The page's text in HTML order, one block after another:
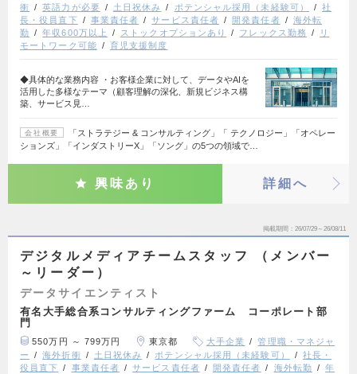
衝
英語力が必要 土日祝休み ポテンシャル採用（未経験可）
社
長・役員直下
事業責任者 サービス責任者 開発責任者
海外転
勤
年収600万以上 ストックオプションあり フレックス勤務
リ
モートワーク可能
育児支援制度
◆具体的な業務内容 ・お客様企業に対して、データやAIを
活用した多様なテーマ（顧客理解の深化、新規ビジネス構
築、サービス見…
会社概要
「ストラテジー & コンサルティング」「 テクノロジー」「オペレー
ションズ」「インダストリーX」「ソング」の5つの領域で…
興味あり 詳細へ
掲載期間 26/07/29～26/08/11
デジタルメディアチームスタッフ （メンバー
～リーダー）
データサイエンティスト
有名大手総合系コンサルティングファーム コーポレート部
門
550万円 ～ 799万円 東京都 大手企業
管理職・マネジャ
ー
海外折衝 土日祝休み ポテンシャル採用（未経験可）
社長・
役員直下
事業責任者 サービス責任者 開発責任者 海外転勤
年